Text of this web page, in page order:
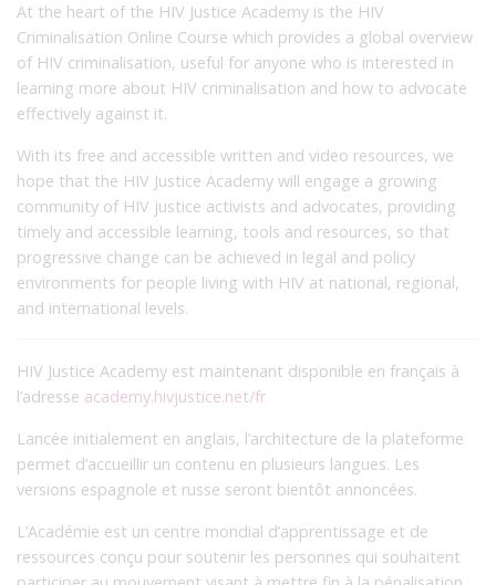
At the heart of the HIV Justice Academy is the HIV
Criminalisation Online Course which provides a global overview
of HIV criminalisation, useful for anyone who is interested in
learning more about HIV criminalisation and how to advocate
effectively against it.
With its free and accessible written and video resources, we
hope that the HIV Justice Academy will engage a growing
community of HIV justice activists and advocates, providing
timely and accessible learning, tools and resources, so that
progressive change can be achieved in legal and policy
environments for people living with HIV at national, regional,
and international levels.
HIV Justice Academy est maintenant disponible en français à
l’adresse academy.hivjustice.net/fr
Lancée initialement en anglais, l’architecture de la plateforme
permet d’accueillir un contenu en plusieurs langues. Les
versions espagnole et russe seront bientôt annoncées.
L’Académie est un centre mondial d’apprentissage et de
ressources conçu pour soutenir les personnes qui souhaitent